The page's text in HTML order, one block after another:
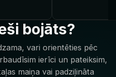
bojāts?
vari orientēties pēc
ierīci un pateiksim,
maiņa vai padziļināta